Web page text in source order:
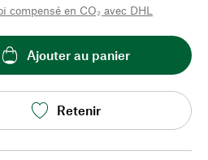
compensé en CO₂ avec DHL
Ajouter au panier
Retenir